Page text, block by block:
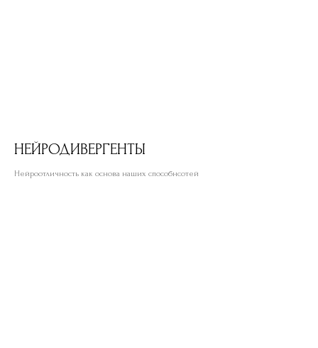
НЕЙРОДИВЕРГЕНТЫ
Нейроотличность как основа наших способнсотей